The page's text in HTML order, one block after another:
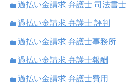
過払い金請求 弁護士 司法書士
過払い金請求 弁護士 評判
過払い金請求 弁護士事務所
過払い金請求 弁護士報酬
過払い金請求 弁護士費用